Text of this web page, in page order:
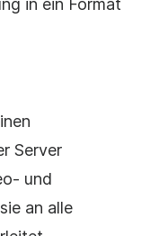
Server
und
an alle